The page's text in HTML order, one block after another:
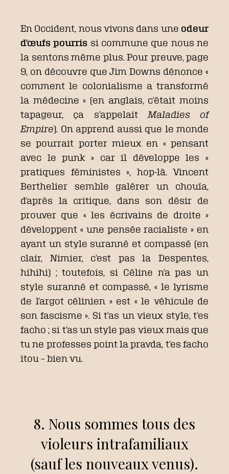
En Occident, nous vivons dans une odeur
d’œufs pourris si commune que nous ne
la sentons même plus. Pour preuve, page
9, on découvre que Jim Downs dénonce «
comment le colonialisme a transformé
la médecine » (en anglais, c’était moins
tapageur, ça s’appelait Maladies of
Empire). On apprend aussi que le monde
se pourrait porter mieux en « pensant
avec le punk » car il développe les «
pratiques féministes », hop-là. Vincent
Berthelier semble galérer un chouïa,
d’après la critique, dans son désir de
prouver que « les écrivains de droite »
développent « une pensée racialiste » en
ayant un style suranné et compassé (en
clair, Nimier, c’est pas la Despentes,
hihihi) ; toutefois, si Céline n’a pas un
style suranné et compassé, « le lyrisme
de l’argot célinien » est « le véhicule de
son fascisme ». Si t’as un vieux style, t’es
facho ; si t’as un style pas vieux mais que
tu ne professes point la pravda, t’es facho
itou – bien vu.
8. Nous sommes tous des
violeurs intrafamiliaux
(sauf les nouveaux venus).